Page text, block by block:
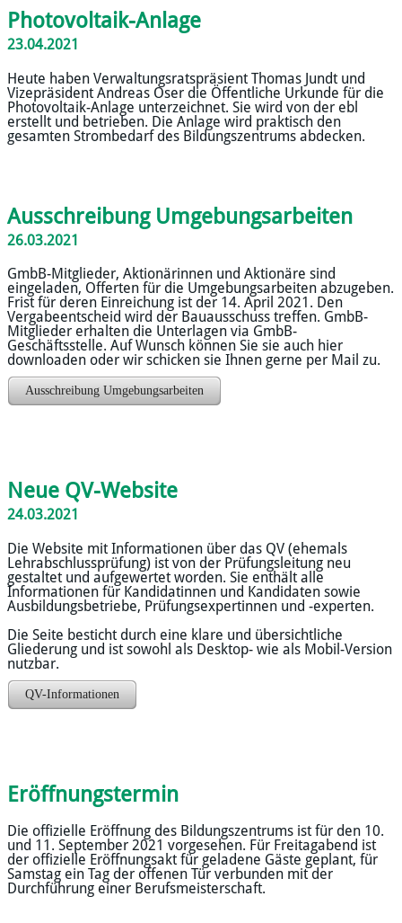
Photovoltaik-Anlage
23.04.2021
Heute haben Verwaltungsratspräsient Thomas Jundt und
Vizepräsident Andreas Oser die Öffentliche Urkunde für die
Photovoltaik-Anlage unterzeichnet. Sie wird von der ebl
erstellt und betrieben. Die Anlage wird praktisch den
gesamten Strombedarf des Bildungszentrums abdecken.
Ausschreibung Umgebungsarbeiten
26.03.2021
GmbB-Mitglieder, Aktionärinnen und Aktionäre sind
eingeladen, Offerten für die Umgebungsarbeiten abzugeben.
Frist für deren Einreichung ist der 14. April 2021. Den
Vergabeentscheid wird der Bauausschuss treffen. GmbB-
Mitglieder erhalten die Unterlagen via GmbB-
Geschäftsstelle. Auf Wunsch können Sie sie auch hier
downloaden oder wir schicken sie Ihnen gerne per Mail zu.
Ausschreibung Umgebungsarbeiten
Neue QV-Website
24.03.2021
Die Website mit Informationen über das QV (ehemals
Lehrabschlussprüfung) ist von der Prüfungsleitung neu
gestaltet und aufgewertet worden. Sie enthält alle
Informationen für Kandidatinnen und Kandidaten sowie
Ausbildungsbetriebe, Prüfungsexpertinnen und -experten.
Die Seite besticht durch eine klare und übersichtliche
Gliederung und ist sowohl als Desktop- wie als Mobil-Version
nutzbar.
QV-Informationen
Eröffnungstermin
Die offizielle Eröffnung des Bildungszentrums ist für den 10.
und 11. September 2021 vorgesehen. Für Freitagabend ist
der offizielle Eröffnungsakt für geladene Gäste geplant, für
Samstag ein Tag der offenen Tür verbunden mit der
Durchführung einer Berufsmeisterschaft.